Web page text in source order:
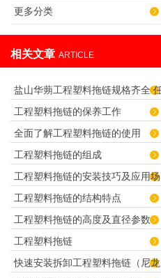
更多分类
相关文章 ARTICLE
盐山华蒴工程塑料拖链规格齐全
君选择！
工程塑料拖链的保养工作
全面了解工程塑料拖链的使用
工程塑料拖链的组成
工程塑料拖链的安装技巧及应用场
合
工程塑料拖链的结构特点
工程塑料拖链的高度及直径参数
工程塑料拖链
快速安装拆卸工程塑料拖链（尼龙